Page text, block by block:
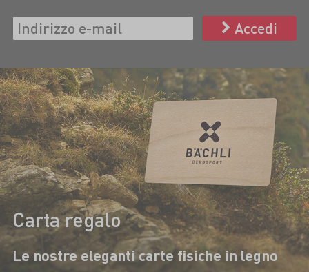
Accedi
Carta regalo
Le nostre eleganti carte fisiche in legno